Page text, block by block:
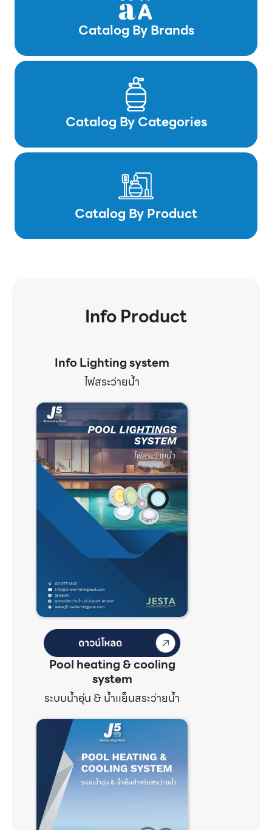
Catalog By Brands
Catalog By Categories
Catalog By Product
Info Product
Info Lighting system
ไฟสระว่ายน้ำ
Pool heating & cooling
system
ระบบน้ำอุ่น & น้ำเเย็นสระว่ายน้ำ